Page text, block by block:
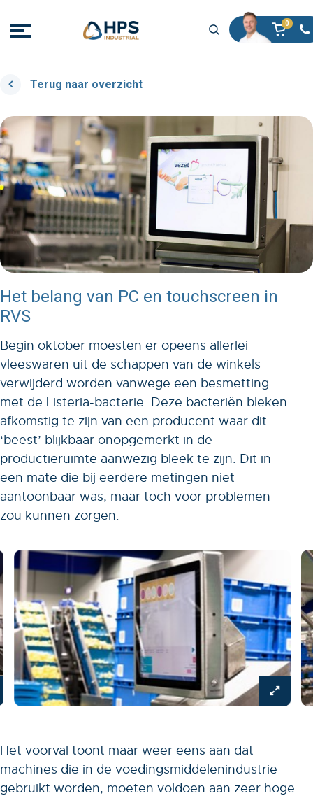
Terug naar overzicht
Het belang van PC en touchscreen in
RVS
Begin oktober moesten er opeens allerlei
vleeswaren uit de schappen van de winkels
verwijderd worden vanwege een besmetting
met de Listeria-bacterie. Deze bacteriën bleken
afkomstig te zijn van een producent waar dit
‘beest’ blijkbaar onopgemerkt in de
productieruimte aanwezig bleek te zijn. Dit in
een mate die bij eerdere metingen niet
aantoonbaar was, maar toch voor problemen
zou kunnen zorgen.
Het voorval toont maar weer eens aan dat
machines die in de voedingsmiddelenindustrie
gebruikt worden, moeten voldoen aan zeer hoge